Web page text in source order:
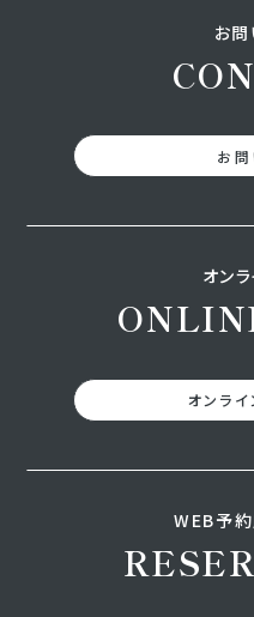
お
お
オン
オンラ
WEB予